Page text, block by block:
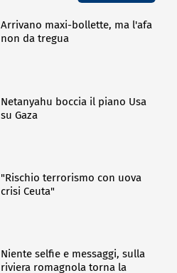
Arrivano maxi-bollette, ma l'afa
non da tregua
Netanyahu boccia il piano Usa
su Gaza
"Rischio terrorismo con uova
crisi Ceuta"
Niente selfie e messaggi, sulla
riviera romagnola torna la